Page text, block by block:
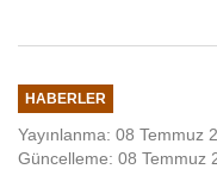
HABERLER
Yayınlanma: 08 Temmuz
Güncelleme: 08 Temmuz